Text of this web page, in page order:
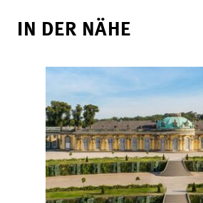
IN DER NÄHE